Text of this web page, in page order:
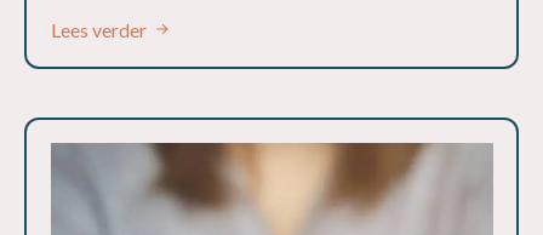
Lees verder